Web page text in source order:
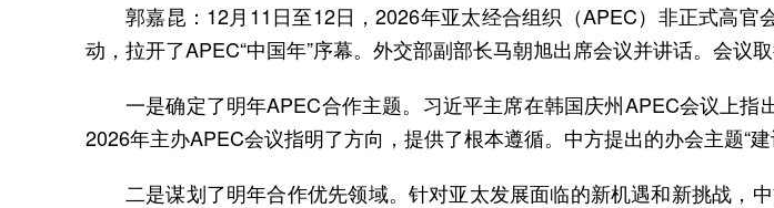
郭嘉昆：12月11日至12日，2026年亚太经合组织（APEC）非正式高
动，拉开了APEC“中国年”序幕。外交部副部长马朝旭出席会议并讲话。会议取
一是确定了明年APEC合作主题。习近平主席在韩国庆州APEC会议上
2026年主办APEC会议指明了方向，提供了根本遵循。中方提出的办会主题“
二是谋划了明年合作优先领域。针对亚太发展面临的新机遇和新挑战，